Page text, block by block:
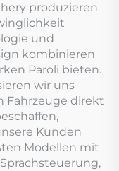
produzieren
und
kombinieren
Paroli bieten.
wir uns
Fahrzeuge direkt
Kunden
Modellen mit